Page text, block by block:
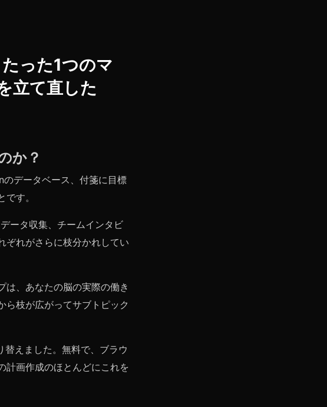
った1つのマ
立て直した
か？
データベース、付箋に目標
す。
ータ収集、チームインタビ
ぞれがさらに枝分かれしてい
は、あなたの脳の実際の働き
ら枝が広がってサブトピック
替えました。無料で、ブラウ
計画作成のほとんどにこれを